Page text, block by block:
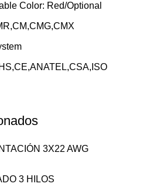
Color: Red/Optional